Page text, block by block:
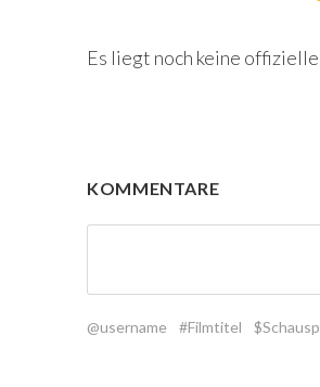
Es liegt noch keine
KOMMENTARE
@username #Filmtitel